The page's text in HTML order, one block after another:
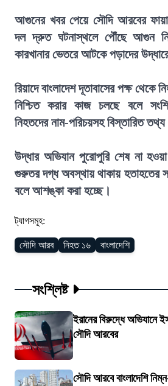
আগুনের খবর পেয়ে সৌদি আরবের
দল দ্রুত ঘটনাস্থলে পৌঁছে আগুন
কারখানার ভেতরে আটকে পড়াদের
রিয়াদে বাংলাদেশ দূতাবাসের পক্ষ থেকে
নিশ্চিত করার কাজ চলছে বলে
নিহতদের নাম-পরিচয়সহ বিস্তারিত তথ্য
উদ্ধার অভিযান পুরোপুরি শেষ না
গুরুতর দগ্ধ অবস্থায় থাকায় হতাহতের
বলে আশঙ্কা করা হচ্ছে।
ট্যাগসমূহ:
সৌদি আরব নিহত ১৬ বাংলাদেশি
সংশ্লিষ্ট
ইরানের বিরুদ্ধে অভিযানে
সৌদি আরবের
সৌদি আরবে বাংলাদেশি